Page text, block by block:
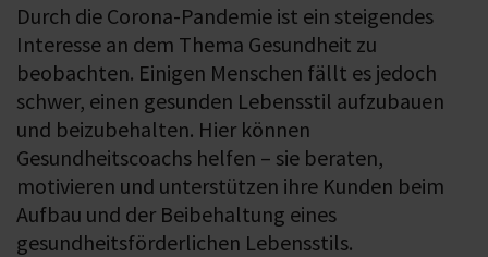
Durch die Corona-Pandemie ist ein steigendes
Interesse an dem Thema Gesundheit zu
beobachten. Einigen Menschen fällt es jedoch
schwer, einen gesunden Lebensstil aufzubauen
und beizubehalten. Hier können
Gesundheitscoachs helfen – sie beraten,
motivieren und unterstützen ihre Kunden beim
Aufbau und der Beibehaltung eines
gesundheitsförderlichen Lebensstils.